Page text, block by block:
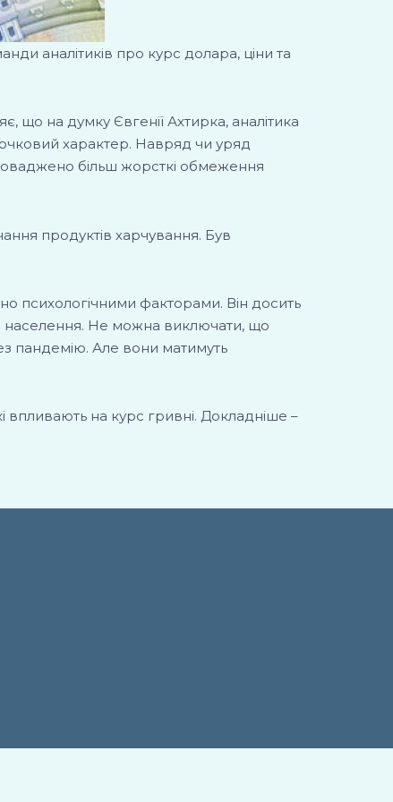
аналітиків про курс долара, ціни та
що на думку Євгенії Ахтирка, аналітика
характер. Навряд чи уряд
більш жорсткі обмеження
продуктів харчування. Був
психологічними факторами. Він досить
населення. Не можна виключати, що
пандемію. Але вони матимуть
впливають на курс гривні. Докладніше –